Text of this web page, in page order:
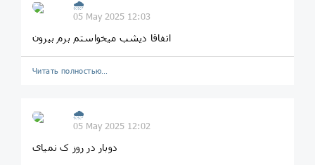
🌧
05 May 2025 12:03
اتفاقا دیشب میخواستم برم بیرون
Читать полностью…
🌧
05 May 2025 12:02
دوبار در روز ک نمیای